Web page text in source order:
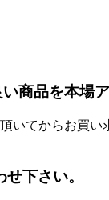
商品を本場
てからお買
下さい。